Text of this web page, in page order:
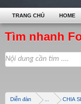
Tìm nhanh
Diễn đàn CHIA
TRANG CHỦ HOME